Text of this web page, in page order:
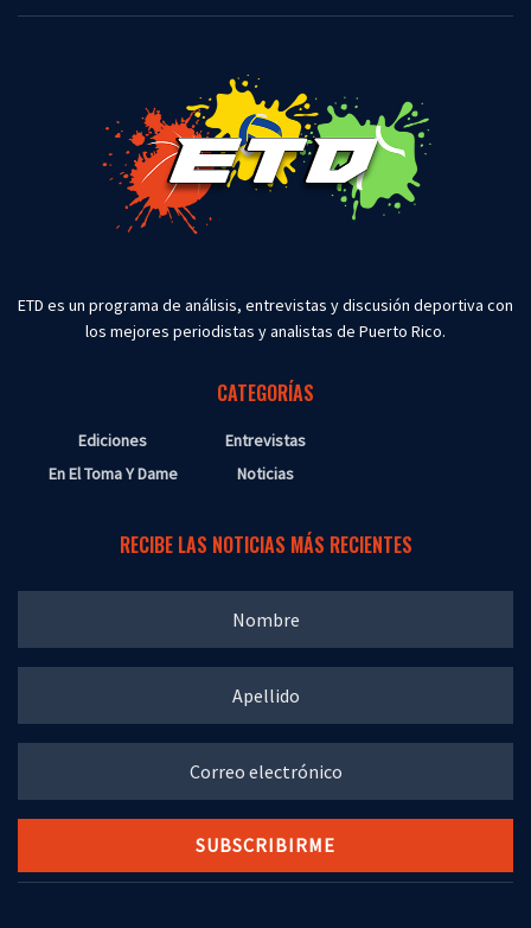
ETD es un programa de análisis, entrevistas y discusión deportiva con
los mejores periodistas y analistas de Puerto Rico.
CATEGORÍAS
Ediciones
En El Toma Y Dame
Entrevistas
Noticias
RECIBE LAS NOTICIAS MÁS RECIENTES